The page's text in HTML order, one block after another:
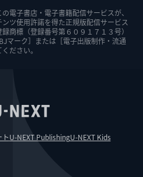
電子書店・電子書籍配信サービスが、
ツ使用許諾を得た正規版配信サービス
商標（登録番号第６０９１７１３号）
マーク］または［電子出版制作・流通
ださい。
U-NEXT PublishingU-NEXT Kids